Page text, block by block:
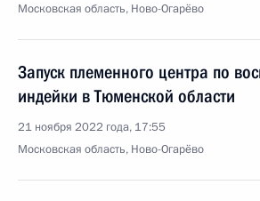
Московская область, Ново-Огарёво
Запуск племенного центра по
индейки в Тюменской области
21 ноября 2022 года, 17:55
Московская область, Ново-Огарёво